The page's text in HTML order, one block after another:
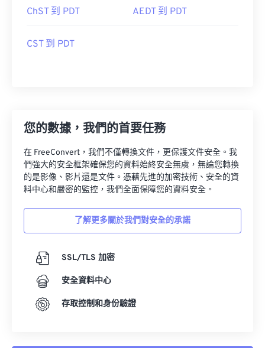
ChST 到 PDT AEDT 到 PDT
CST 到 PDT
您的數據，我們的首要任務
在 FreeConvert，我們不僅轉換文件，更保護文件安全。我
們強大的安全框架確保您的資料始終安全無虞，無論您轉換
的是影像、影片還是文件。憑藉先進的加密技術、安全的資
料中心和嚴密的監控，我們全面保障您的資料安全。
了解更多關於我們對安全的承諾
SSL/TLS 加密
安全資料中心
存取控制和身份驗證